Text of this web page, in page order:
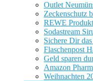
Outlet
Zeckenschutz
REWE
Sodastream
Sichere Dir
Flaschenpost
Geld sparen
Amazon
Weihnachten